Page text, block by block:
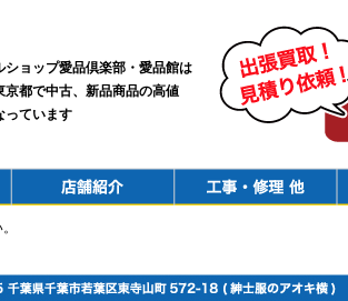
ショップ愛品倶楽部・愛品館は
京都で中古、新品商品の高値
っています